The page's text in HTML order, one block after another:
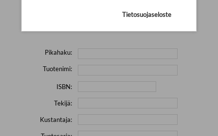
Yritä hakea pienemmällä määrällä hakutekijöitä ja jätä
Pikahaku:
Tuotenimi:
ISBN:
Tekijä:
Kustantaja:
Tietosuojaseloste